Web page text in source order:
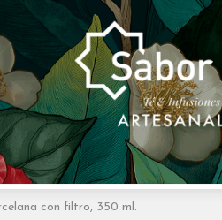
con filtro, 350 ml.